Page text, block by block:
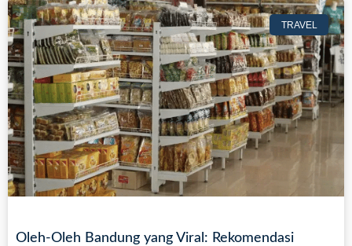
TRAVEL
Oleh-Oleh Bandung yang Viral: Rekomendasi